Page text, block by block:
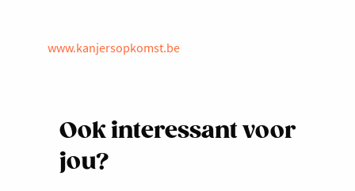
www.kanjersopkomst.be
Ook interessant voor
jou?